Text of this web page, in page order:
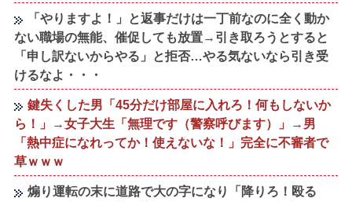
「やりますよ！」と返事だけは一丁前なのに全く動か
ない職場の無能、催促しても放置→引き取ろうとすると
「申し訳ないからやる」と拒否…やる気ないなら引き受
けるなよ・・・
鍵失くした男「45分だけ部屋に入れろ！何もしないか
ら！」→女子大生「無理です（警察呼びます）」→男
「熱中症になれってか！使えないな！」完全に不審者で
草ｗｗｗ
煽り運転の末に道路で大の字になり「降りろ！殴る